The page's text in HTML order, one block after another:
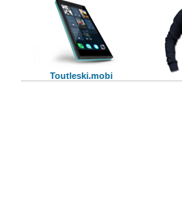
Toutleski.mobi